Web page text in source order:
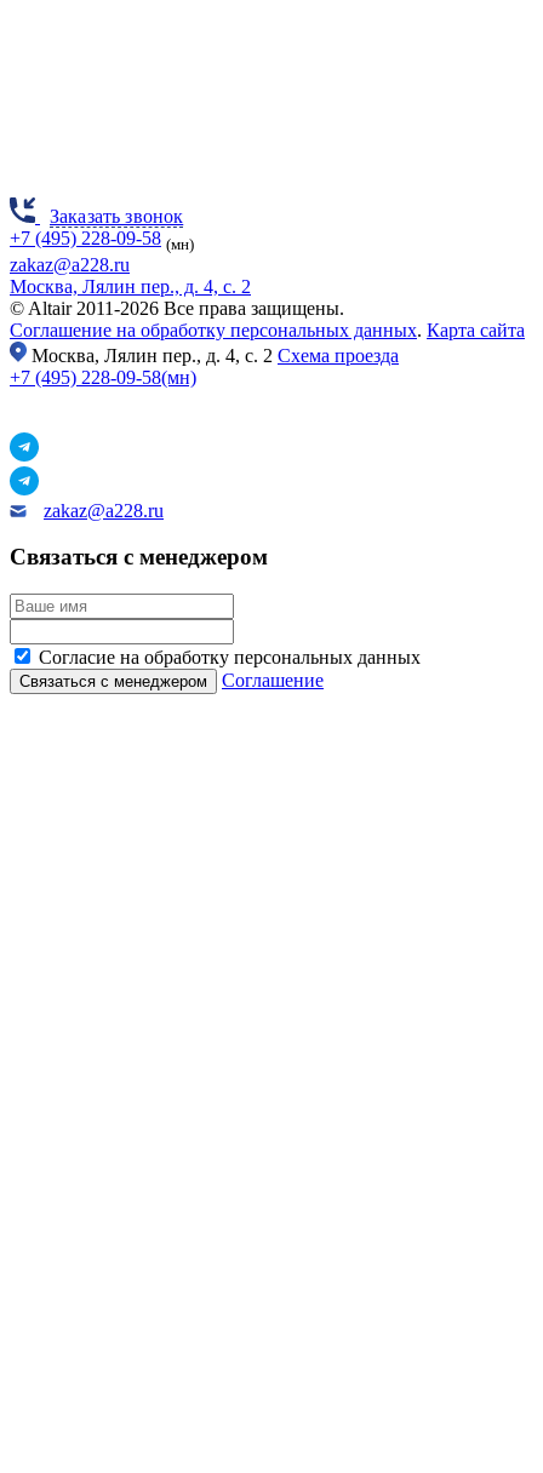
Заказать звонок
+7 (495) 228-09-58 (мн)
zakaz@a228.ru
Москва, Лялин пер., д. 4, с. 2
© Altair 2011-2026 Все права защищены.
Соглашение на обработку персональных данных. Карта сайта
Москва, Лялин пер., д. 4, с. 2 Схема проезда
+7 (495) 228-09-58(мн)
zakaz@a228.ru
Связаться с менеджером
Согласие на обработку персональных данных
Соглашение